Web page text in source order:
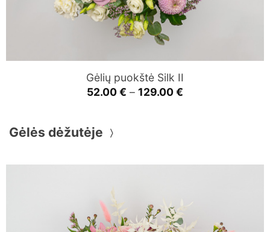
Gėlių puokštė Silk II
52.00€ – 129.00€
Gėlės dėžutėje 〉